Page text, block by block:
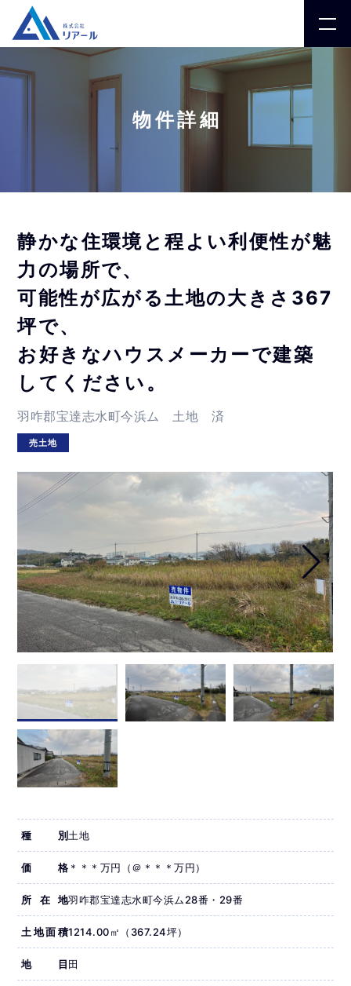
物件詳細
静かな住環境と程よい利便性が魅
力の場所で、
可能性が広がる土地の大きさ367
坪で、
お好きなハウスメーカーで建築
してください。
羽咋郡宝達志水町今浜ム 土地 済
売土地
種別 土地
価格 ＊＊＊万円（＠＊＊＊万円）
所在地羽咋郡宝達志水町今浜ム28番・29番
土地面積1214.00㎡（367.24坪）
地目田